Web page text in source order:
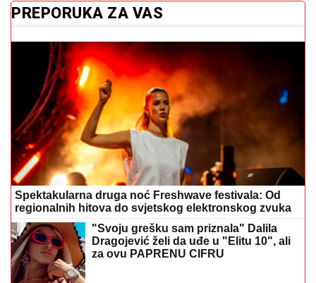
PREPORUKA ZA VAS
Spektakularna druga noć Freshwave festivala: Od
regionalnih hitova do svjetskog elektronskog zvuka
"Svoju grešku sam priznala" Dalila
Dragojević želi da uđe u "Elitu 10", ali
za ovu PAPRENU CIFRU